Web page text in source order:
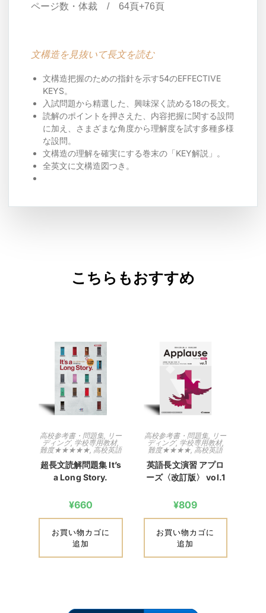
ページ数・体裁 / 64頁+76頁
文構造を見抜いて長文を読む
文構造把握のための指針を示す54のEFFECTIVE
KEYS。
入試問題から精選した、興味深く読める18の長文。
読解のポイントを押さえた、内容把握に関する設問
に加え、さまざまな角度から理解度を試す多種多様
な設問。
文構造の理解を確実にする巻末の「KEY解説」。
全英文に文構造図つき。
こちらもおすすめ
高校参考書・問題集, リー
ディング, 学校専用教材,
難度★★★★★, 高校英語
超長文読解問題集 It’s
a Long Story.
¥660
お買い物カゴに
追加
高校参考書・問題集, リー
ディング, 学校専用教材,
難度★★★★, 高校英語
英語長文演習 アプロ
ーズ〈改訂版〉 vol.1
¥809
お買い物カゴに
追加